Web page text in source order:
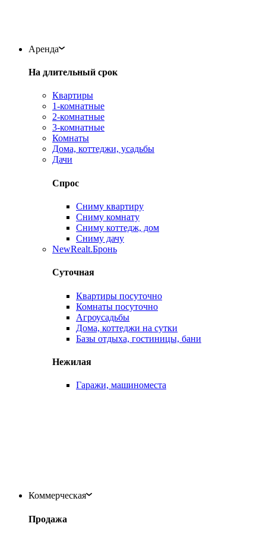
Аренда
На длительный срок
Квартиры
1-комнатные
2-комнатные
3-комнатные
Комнаты
Дома, коттеджи, усадьбы
Дачи
Спрос
Сниму квартиру
Сниму комнату
Сниму коттедж, дом
Сниму дачу
NewRealt.Бронь
Суточная
Квартиры посуточно
Комнаты посуточно
Агроусадьбы
Дома, коттеджи на сутки
Базы отдыха, гостиницы, бани
Нежилая
Гаражи, машиноместа
Коммерческая
Продажа